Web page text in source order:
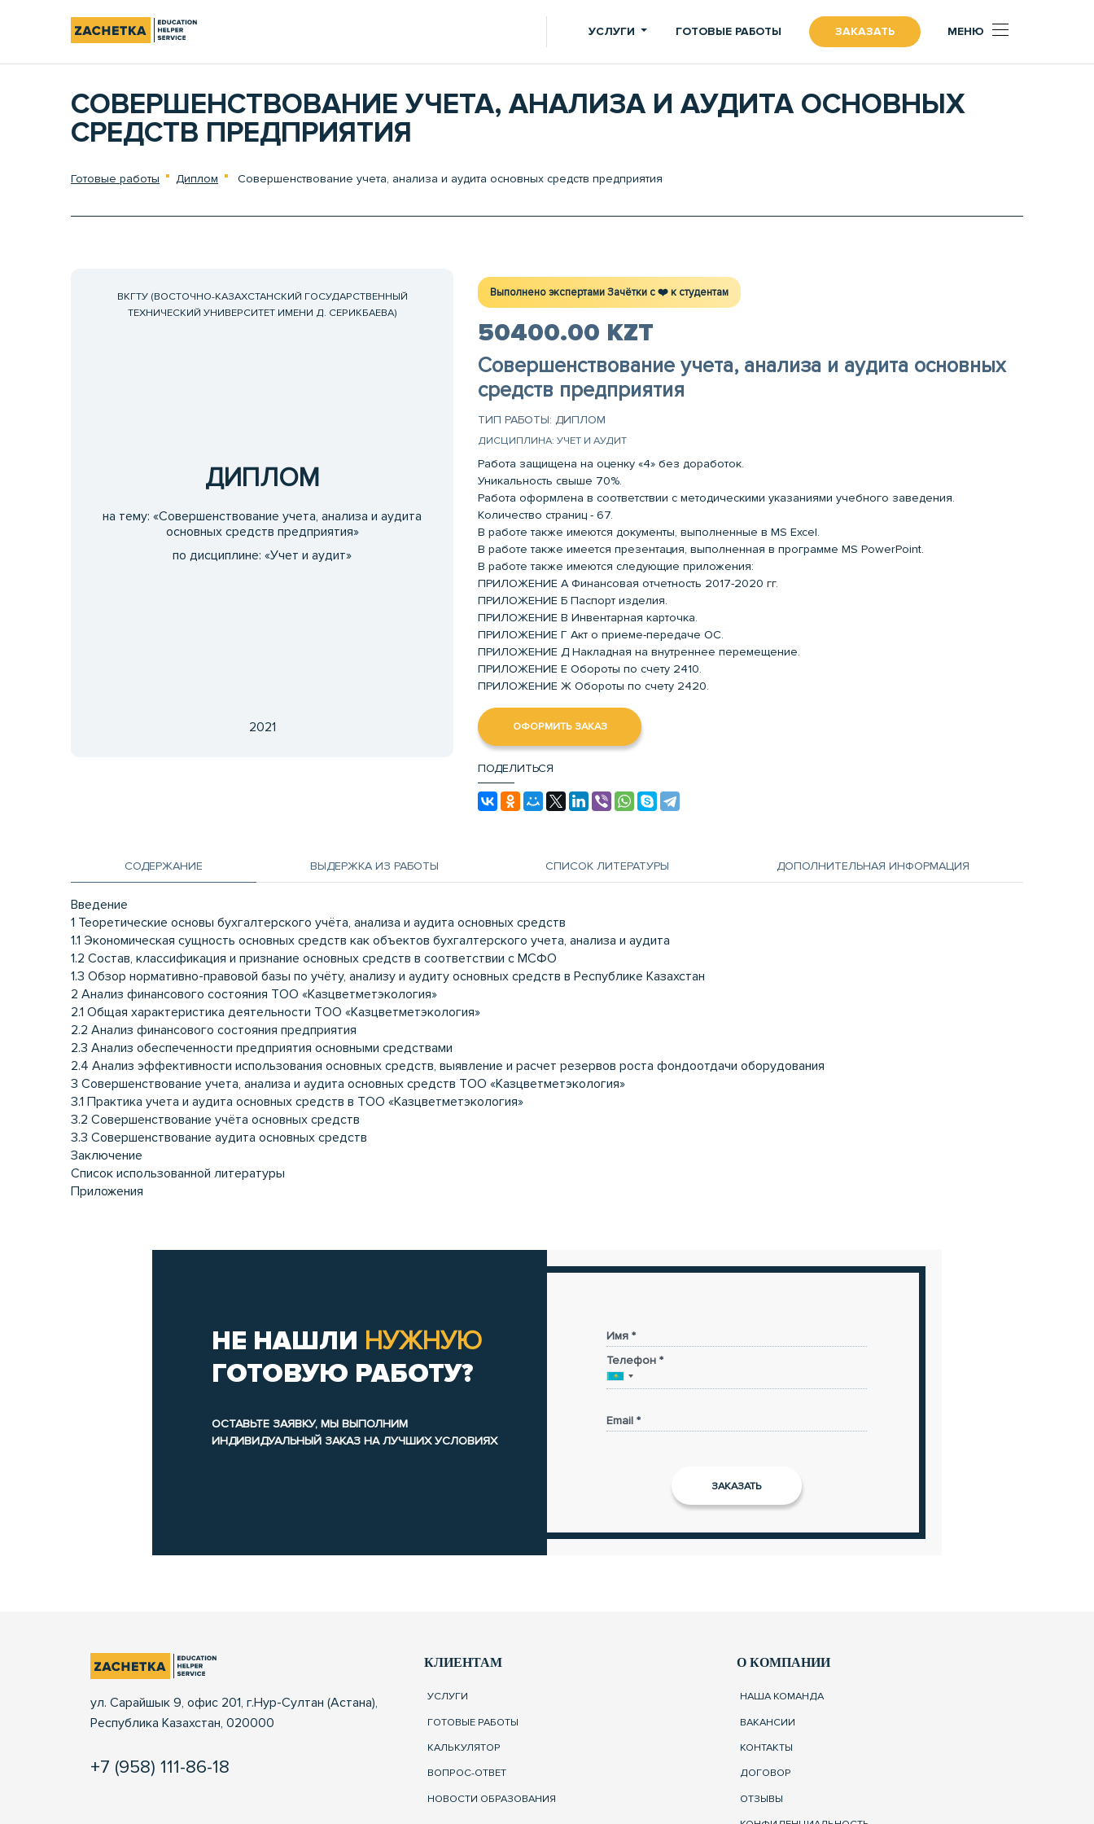
УСЛУГИ ГОТОВЫЕ РАБОТЫ ЗАКАЗАТЬ МЕНЮ
СОВЕРШЕНСТВОВАНИЕ УЧЕТА, АНАЛИЗА И АУДИТА ОСНОВНЫХ
СРЕДСТВ ПРЕДПРИЯТИЯ
Готовые работы Диплом Совершенствование учета, анализа и аудита основных средств предприятия
ВКГТУ (ВОСТОЧНО-КАЗАХСТАНСКИЙ ГОСУДАРСТВЕННЫЙ
ТЕХНИЧЕСКИЙ УНИВЕРСИТЕТ ИМЕНИ Д. СЕРИКБАЕВА)
ДИПЛОМ
на тему: «Совершенствование учета, анализа и аудита
основных средств предприятия»
по дисциплине: «Учет и аудит»
2021
Выполнено экспертами Зачётки c ❤️ к студентам
50400.00 KZT
Совершенствование учета, анализа и аудита основных
средств предприятия
ТИП РАБОТЫ: ДИПЛОМ
ДИСЦИПЛИНА: УЧЕТ И АУДИТ
Работа защищена на оценку «4» без доработок.
Уникальность свыше 70%.
Работа оформлена в соответствии с методическими указаниями учебного заведения.
Количество страниц - 67.
В работе также имеются документы, выполненные в MS Excel.
В работе также имеется презентация, выполненная в программе MS PowerPoint.
В работе также имеются следующие приложения:
ПРИЛОЖЕНИЕ А Финансовая отчетность 2017-2020 гг.
ПРИЛОЖЕНИЕ Б Паспорт изделия.
ПРИЛОЖЕНИЕ В Инвентарная карточка.
ПРИЛОЖЕНИЕ Г Акт о приеме-передаче ОС.
ПРИЛОЖЕНИЕ Д Накладная на внутреннее перемещение.
ПРИЛОЖЕНИЕ Е Обороты по счету 2410.
ПРИЛОЖЕНИЕ Ж Обороты по счету 2420.
ОФОРМИТЬ ЗАКАЗ
ПОДЕЛИТЬСЯ
СОДЕРЖАНИЕ ВЫДЕРЖКА ИЗ РАБОТЫ СПИСОК ЛИТЕРАТУРЫ ДОПОЛНИТЕЛЬНАЯ ИНФОРМАЦИЯ
Введение
1 Теоретические основы бухгалтерского учёта, анализа и аудита основных средств
1.1 Экономическая сущность основных средств как объектов бухгалтерского учета, анализа и аудита
1.2 Состав, классификация и признание основных средств в соответствии с МСФО
1.3 Обзор нормативно-правовой базы по учёту, анализу и аудиту основных средств в Республике Казахстан
2 Анализ финансового состояния ТОО «Казцветметэкология»
2.1 Общая характеристика деятельности ТОО «Казцветметэкология»
2.2 Анализ финансового состояния предприятия
2.3 Анализ обеспеченности предприятия основными средствами
2.4 Анализ эффективности использования основных средств, выявление и расчет резервов роста фондоотдачи оборудования
3 Совершенствование учета, анализа и аудита основных средств ТОО «Казцветметэкология»
3.1 Практика учета и аудита основных средств в ТОО «Казцветметэкология»
3.2 Совершенствование учёта основных средств
3.3 Совершенствование аудита основных средств
Заключение
Список использованной литературы
Приложения
НЕ НАШЛИ НУЖНУЮ
ГОТОВУЮ РАБОТУ?
ОСТАВЬТЕ ЗАЯВКУ, МЫ ВЫПОЛНИМ
ИНДИВИДУАЛЬНЫЙ ЗАКАЗ НА ЛУЧШИХ УСЛОВИЯХ
Имя *
Телефон *
Email *
ул. Сарайшык 9, офис 201, г.Нур-Султан (Астана),
Республика Казахстан, 020000
+7 (958) 111-86-18
КЛИЕНТАМ
УСЛУГИ
ГОТОВЫЕ РАБОТЫ
КАЛЬКУЛЯТОР
ВОПРОС-ОТВЕТ
НОВОСТИ ОБРАЗОВАНИЯ
О КОМПАНИИ
НАША КОМАНДА
ВАКАНСИИ
КОНТАКТЫ
ДОГОВОР
ОТЗЫВЫ